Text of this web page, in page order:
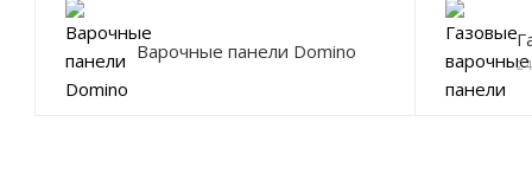
Варочные панели Domino